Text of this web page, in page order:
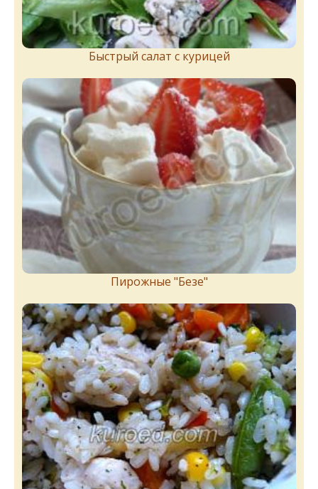
Быстрый салат с курицей
Пирожныe "Бeзe"